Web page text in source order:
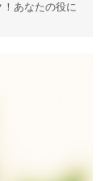
あなたの役に